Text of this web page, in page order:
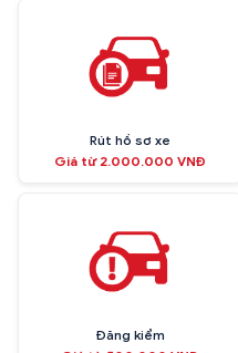
Rút hồ sơ xe
Giá từ 2.000.000 VNĐ
Đăng kiểm